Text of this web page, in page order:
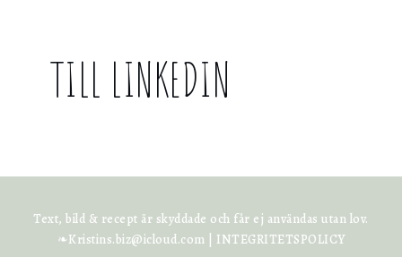
TILL LINKEDIN
Text, bild & recept är skyddade och får ej användas utan lov.
❧Kristins.biz@icloud.com | INTEGRITETSPOLICY